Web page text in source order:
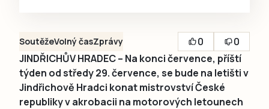
SoutěžeVolný časZprávy 0
0
JINDŘICHŮV HRADEC – Na konci července, příští
týden od středy 29. července, se bude na letišti v
Jindřichově Hradci konat mistrovství České
republiky v akrobacii na motorových letounech